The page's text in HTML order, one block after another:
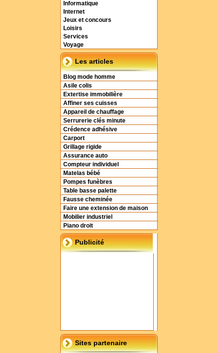
Informatique
Internet
Jeux et concours
Loisirs
Services
Voyage
Les articles
Blog mode homme
Asile colis
Extertise immobilière
Affiner ses cuisses
Appareil de chauffage
Serrurerie clés minute
Crédence adhésive
Carport
Grillage rigide
Assurance auto
Compteur individuel
Matelas bébé
Pompes funèbres
Table basse palette
Fausse cheminée
Faire une extension de maison
Mobilier industriel
Piano droit
Publicité
Sites partenaire